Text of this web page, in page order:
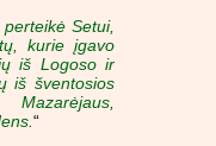
Setui,
kurie įgavo
iš Logoso ir
iš šventosios
“